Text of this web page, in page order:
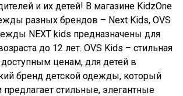
и их детей! В магазине KidzOne
разных брендов – Next Kids, OVS
NEXT kids предназначены для
до 12 лет. OVS Kids – стильная
ценам, для детей в
бренд детской одежды, который
стильные, элегантные